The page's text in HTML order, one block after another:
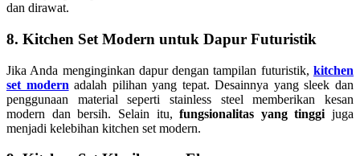
dan dirawat.
8. Kitchen Set Modern untuk Dapur Futuristik
Jika Anda menginginkan dapur dengan tampilan futuristik, kitchen
set modern adalah pilihan yang tepat. Desainnya yang sleek dan
penggunaan material seperti stainless steel memberikan kesan
modern dan bersih. Selain itu,fungsionalitas yang tinggi juga
menjadi kelebihan kitchen set modern.